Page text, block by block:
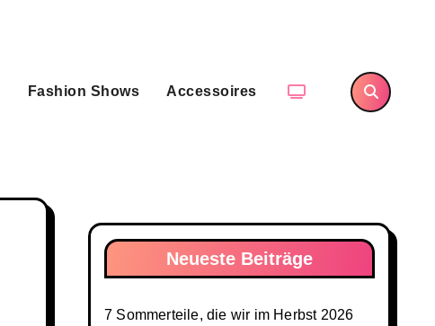
Fashion Shows Accessoires
Neueste Beiträge
7 Sommerteile, die wir im Herbst 2026